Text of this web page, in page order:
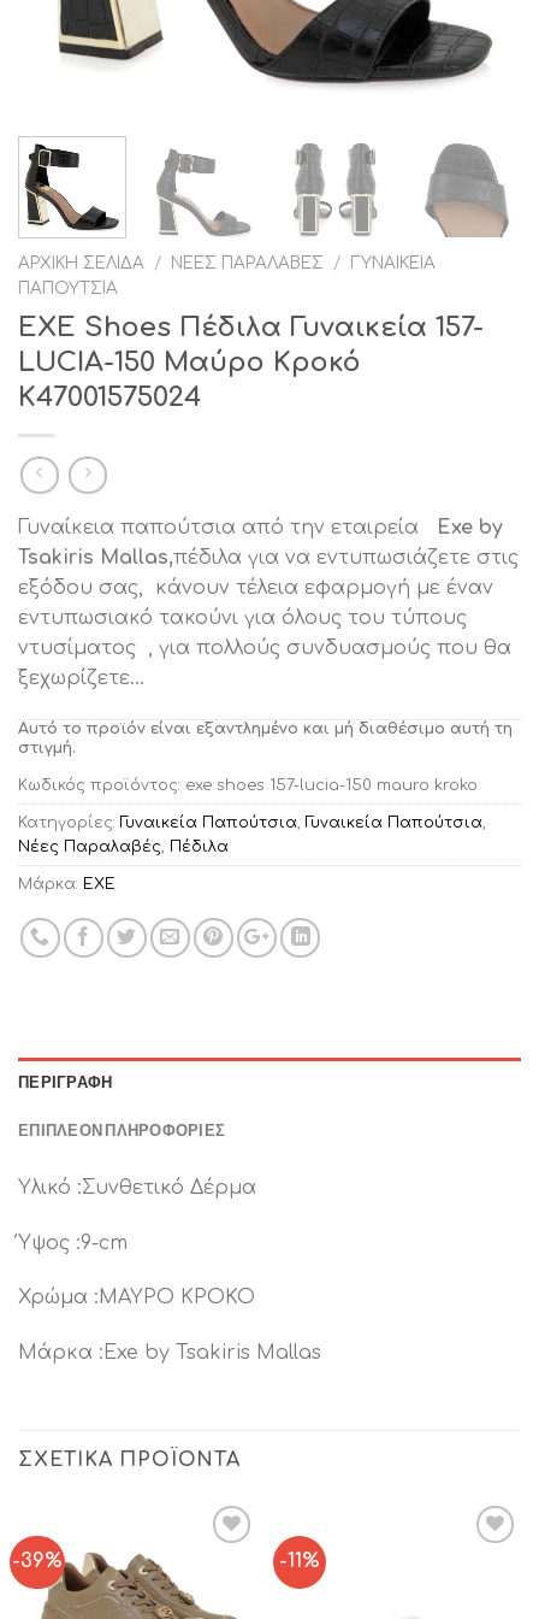
ΑΡΧΙΚΉ ΣΕΛΊΔΑ / ΝΈΕΣ ΠΑΡΑΛΑΒΈΣ /
ΓΥΝΑΙΚΕΊΑ
ΠΑΠΟΎΤΣΙΑ
EXE Shoes Πέδιλα Γυναικεία 157-
LUCIA-150 Μαύρο Κροκό
K47001575024
Γυναίκεια παπούτσια από την εταιρεία
Exe by
Tsakiris Mallas,πέδιλα για να εντυπωσιάζετε στις
εξόδου σας, κάνουν τέλεια εφαρμογή με έναν
εντυπωσιακό τακούνι για όλους του τύπους
ντυσίματος , για πολλούς συνδυασμούς που θα
ξεχωρίζετε…
Αυτό το προϊόν είναι εξαντλημένο και μή διαθέσιμο αυτή τη
στιγμή.
Κωδικός προϊόντος: exe shoes 157-lucia-150 mauro kroko
Κατηγορίες: Γυναικεία Παπούτσια, Γυναικεία Παπούτσια,
Νέες Παραλαβές, Πέδιλα
Μάρκα: EXE
ΠΕΡΙΓΡΑΦΉ
ΕΠΙΠΛΈΟΝ ΠΛΗΡΟΦΟΡΊΕΣ
Υλικό :Συνθετικό Δέρμα
Ύψος :9-cm
Χρώμα :ΜΑΥΡΟ ΚΡΟΚΟ
Μάρκα :Exe by Tsakiris Mallas
ΣΧΕΤΙΚΆ ΠΡΟΪΌΝΤΑ
-39% -11%